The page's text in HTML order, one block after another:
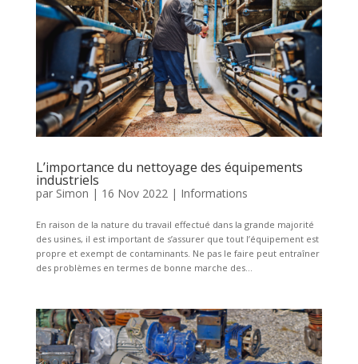
L’importance du nettoyage des équipements
industriels
par Simon | 16 Nov 2022| Informations
En raison de la nature du travail effectué dans la grande majorité
des usines, il est important de s’assurer que tout l’équipement est
propre et exempt de contaminants. Ne pas le faire peut entraîner
des problèmes en termes de bonne marche des...